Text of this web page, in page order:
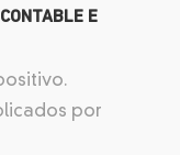
E
por